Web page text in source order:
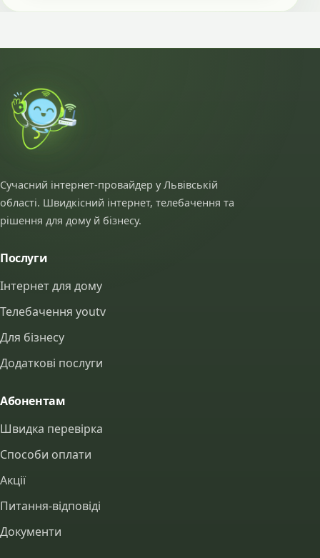
Сучасний інтернет-провайдер у Львівській
області. Швидкісний інтернет, телебачення та
рішення для дому й бізнесу.
Послуги
Інтернет для дому
Телебачення youtv
Для бізнесу
Додаткові послуги
Абонентам
Швидка перевірка
Способи оплати
Акції
Питання-відповіді
Документи